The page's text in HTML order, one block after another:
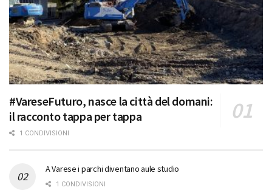
#VareseFuturo, nasce la città del domani:
il racconto tappa per tappa
1 CONDIVISIONI
A Varese i parchi diventano aule studio
1 CONDIVISIONI